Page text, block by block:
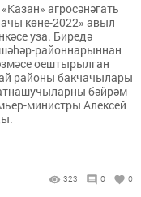
агросәнәгать
көне-2022» авыл
уза. Биредә
районнарыннан
оештырылган
районы бакчачылары
бәйрәм
министры Алексей
323 0 0